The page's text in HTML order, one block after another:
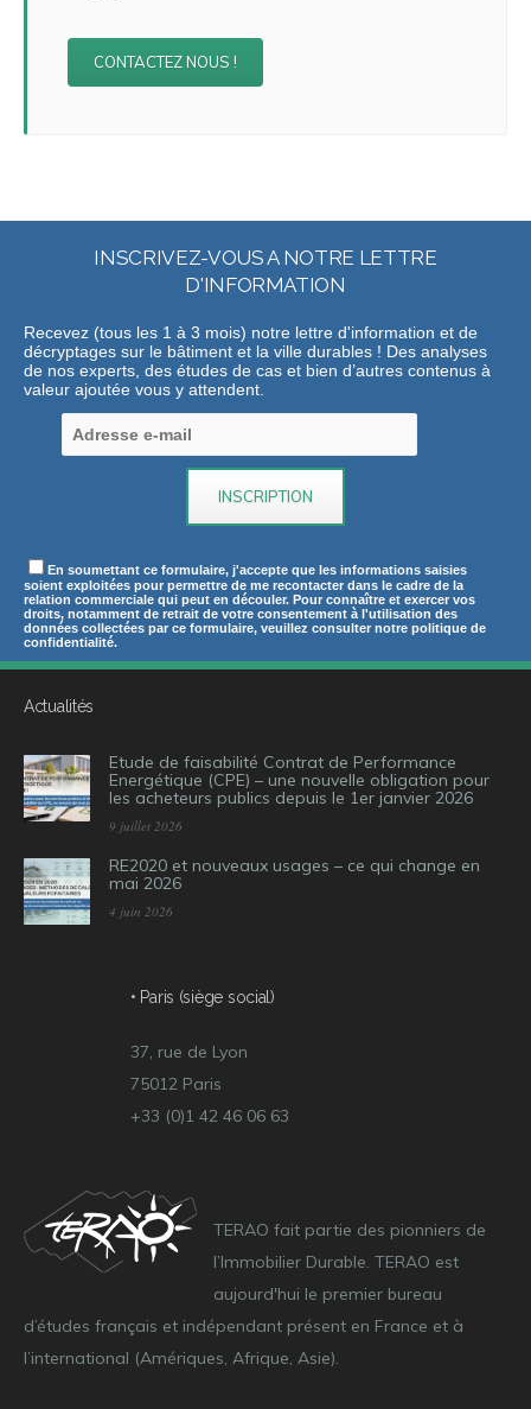
CONTACTEZ NOUS !
INSCRIVEZ-VOUS A NOTRE LETTRE
D'INFORMATION
Recevez (tous les 1 à 3 mois) notre lettre d'information et de
décryptages sur le bâtiment et la ville durables ! Des analyses
de nos experts, des études de cas et bien d’autres contenus à
valeur ajoutée vous y attendent.
En soumettant ce formulaire, j'accepte que les informations saisies
soient exploitées pour permettre de me recontacter dans le cadre de la
relation commerciale qui peut en découler. Pour connaître et exercer vos
droits, notamment de retrait de votre consentement à l'utilisation des
données collectées par ce formulaire, veuillez consulter notre politique de
confidentialité.
Actualités
Etude de faisabilité Contrat de Performance
Energétique (CPE) – une nouvelle obligation pour
les acheteurs publics depuis le 1er janvier 2026
9 juillet 2026
RE2020 et nouveaux usages – ce qui change en
mai 2026
4 juin 2026
• Paris (siège social)
37, rue de Lyon
75012 Paris
+33 (0)1 42 46 06 63
TERAO fait partie des pionniers de
l’Immobilier Durable. TERAO est
aujourd'hui le premier bureau
d’études français et indépendant présent en France et à
l’international (Amériques, Afrique, Asie).